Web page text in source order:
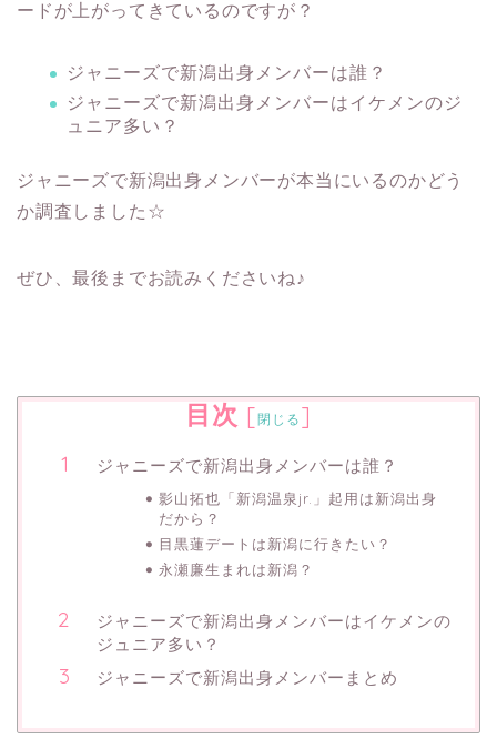
ードが上がってきているのですが？
ジャニーズで新潟出身メンバーは誰？
ジャニーズで新潟出身メンバーはイケメンのジ
ュニア多い？
ジャニーズで新潟出身メンバーが本当にいるのかどう
か調査しました☆
ぜひ、最後までお読みくださいね♪
目次 [閉じる ]
ジャニーズで新潟出身メンバーは誰？
影山拓也「新潟温泉jr.」起用は新潟出身
だから？
目黒蓮デートは新潟に行きたい？
永瀬廉生まれは新潟？
ジャニーズで新潟出身メンバーはイケメンの
ジュニア多い？
ジャニーズで新潟出身メンバーまとめ